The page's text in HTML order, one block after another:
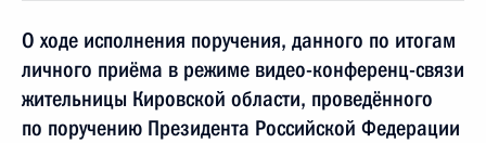
О ходе исполнения поручения, данного по итогам
личного приёма в режиме видео-конференц-связи
жительницы Кировской области, проведённого
по поручению Президента Российской Федерации